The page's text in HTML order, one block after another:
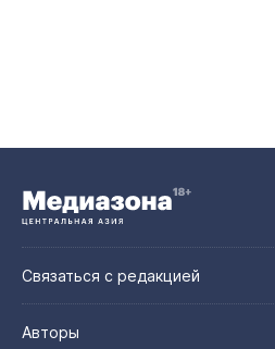
Связаться с редакцией
Авторы